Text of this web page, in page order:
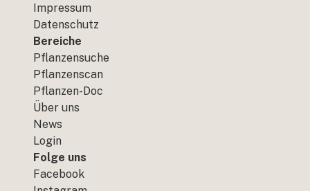
Impressum
Datenschutz
Bereiche
Pflanzensuche
Pflanzenscan
Pflanzen-Doc
Über uns
News
Login
Folge uns
Facebook